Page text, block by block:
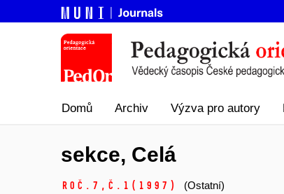
Domů Archiv Výzva pro autory
sekce, Celá
Roč.7, č.1 (1997)
(Ostatní)